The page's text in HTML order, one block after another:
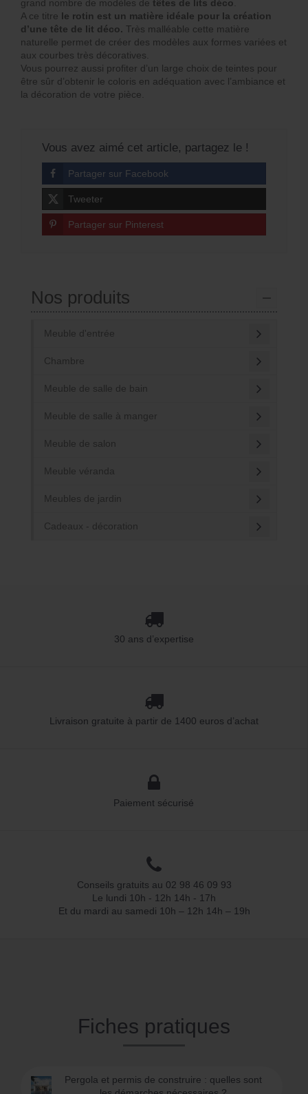
grand nombre de modèles de têtes de lits déco
A ce titre le rotin est un matière idéale pour la création
d’une tête de lit déco. Très malléable cette matière
naturelle permet de créer des modèles aux formes variées et
aux courbes très décoratives.
Vous pourrez aussi profiter d’un large choix de teintes pour
être sûr d’obtenir le coloris en adéquation avec l’ambiance et
la décoration de votre pièce.
Vous avez aimé cet article, partagez le !
Partager sur Facebook
Tweeter
Partager sur Pinterest
Nos produits
Meuble d'entrée
Chambre
Meuble de salle de bain
Meuble de salle à manger
Meuble de salon
Meuble véranda
Meubles de jardin
Cadeaux - décoration
30 ans d’expertise
Livraison gratuite à partir de 1400 euros d’achat
Paiement sécurisé
Conseils gratuits au 02 98 46 09 93
Le lundi 10h - 12h 14h - 17h
Et du mardi au samedi 10h – 12h 14h – 19h
Fiches pratiques
Pergola et permis de construire : quelles sont